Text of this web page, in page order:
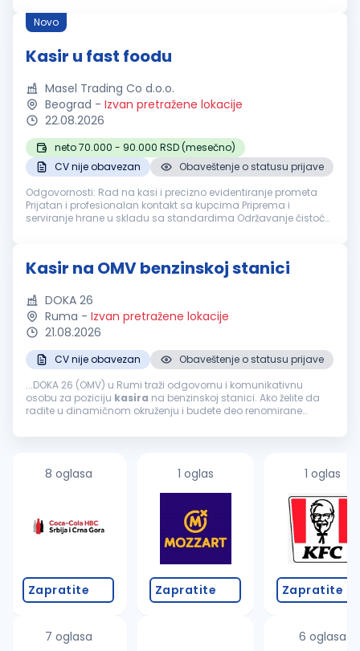
miliona...
Novo
Kasir u fast foodu
Masel Trading Co d.o.o.
Beograd - Izvan pretražene lokacije
22.08.2026
neto 70.000 - 90.000 RSD (mesečno)
CV nije obavezan
Obaveštenje o statusu prijave
Odgovornosti: Rad na kasi i precizno evidentiranje prometa
Prijatan i profesionalan kontakt sa kupcima Priprema i
serviranje hrane u skladu sa standardima Održavanje čistoće
Kasir na OMV benzinskoj stanici
DOKA 26
Ruma - Izvan pretražene lokacije
21.08.2026
CV nije obavezan
Obaveštenje o statusu prijave
...DOKA 26 (OMV) u Rumi traži odgovornu i komunikativnu
osobu za poziciju kasira na benzinskoj stanici. Ako želite da
radite u dinamičnom okruženju i budete deo renomirane
za vas. ...
8 oglasa
Zapratite
7 oglasa
1 oglas
Zapratite
1 oglas
Zapratite
6 oglasa